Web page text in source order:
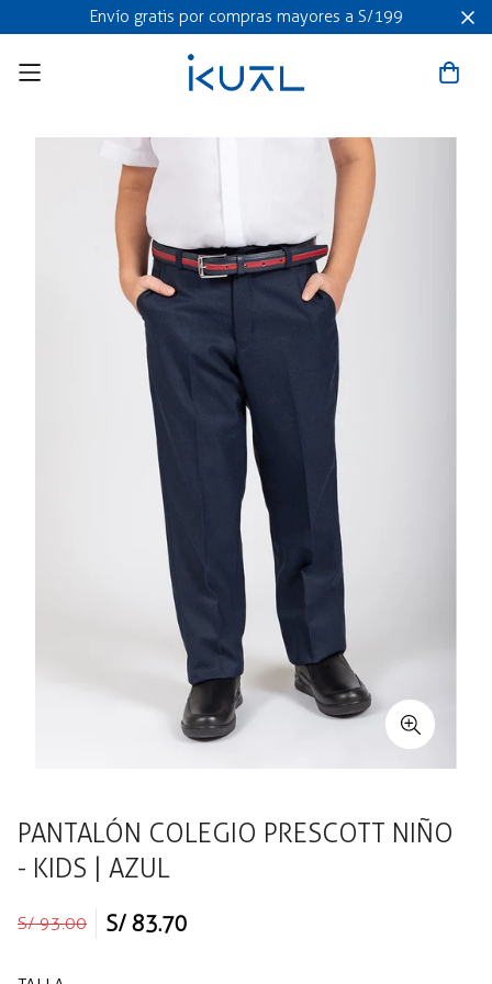
Envío gratis por compras mayores a S/199
PANTALÓN COLEGIO PRESCOTT NIÑO
- KIDS | AZUL
Precio
S/ 93.00
Precio
S/ 83.70